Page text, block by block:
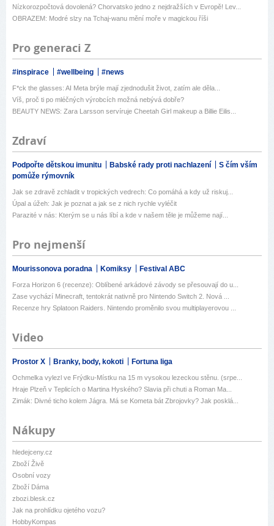
Nízkorozpočtová dovolená? Chorvatsko jedno z nejdražších v Evropě! Lev...
OBRAZEM: Modré slzy na Tchaj-wanu mění moře v magickou říši
Pro generaci Z
#inspirace #wellbeing #news
F*ck the glasses: AI Meta brýle mají zjednodušit život, zatím ale děla...
Víš, proč ti po mléčných výrobcích možná nebývá dobře?
BEAUTY NEWS: Zara Larsson servíruje Cheetah Girl makeup a Billie Eilis...
Zdraví
Podpořte dětskou imunitu Babské rady proti nachlazení
S čím vším
pomůže rýmovník
Jak se zdravě zchladit v tropických vedrech: Co pomáhá a kdy už riskuj...
Úpal a úžeh: Jak je poznat a jak se z nich rychle vyléčit
Parazité v nás: Kterým se u nás líbí a kde v našem těle je můžeme nají...
Pro nejmenší
Mourissonova poradna Komiksy Festival ABC
Forza Horizon 6 (recenze): Oblíbené arkádové závody se přesouvají do u...
Zase vychází Minecraft, tentokrát nativně pro Nintendo Switch 2. Nová ...
Recenze hry Splatoon Raiders. Nintendo proměnilo svou multiplayerovou ...
Video
Prostor X Branky, body, kokoti Fortuna liga
Ochmelka vylezl ve Frýdku-Místku na 15 m vysokou lezeckou stěnu. (srpe...
Hraje Plzeň v Teplicích o Martina Hyského? Slavia při chuti a Roman Ma...
Zimák: Divné ticho kolem Jágra. Má se Kometa bát Zbrojovky? Jak posklá...
Nákupy
hledejceny.cz
Zboží Živě
Osobní vozy
Zboží Dáma
zbozi.blesk.cz
Jak na prohlídku ojetého vozu?
HobbyKompas